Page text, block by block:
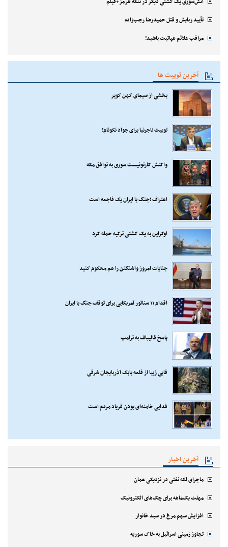
تأیید ربایش و قتل حمیدرضا رجب‌زاده
مراقب علائم هپاتیت باشید!
آخرین توییت ها
بخشی از سیمای کهن کویر
توییت تاجرنیا برای جواد نکونام!
واکنش کارتونیست سوری به توافق مکه
اعتراف ؛جنگ با ایران یک فاجعه است
اوکراین به یک کشتی ترکیه حمله کرد
جنایات امروز واشنگتن را هم محکوم کنید
اقدام ۱۱ سناتور آمریکایی برای توقف جنگ با ایران
پاسخ قالیباف به ترامپ
قابی زیبا از قلعه بابک آذربایجان شرقی
فدایی خامنه‌ای بودن فریاد مردم است
آخرین اخبار
ماجرای لکه نفتی در نزدیکی عمان
مهلت یک‌ماهه برای چک‌های الکترونیک
افزایش سهم مرغ در سبد خانوار
تجاوز زمینی اسرائیل به خاک سوریه